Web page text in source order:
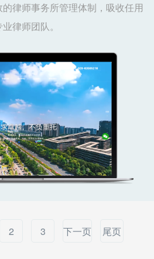
律师事务所管理体制，吸收任用
律师团队。
2 3 下一页 尾页